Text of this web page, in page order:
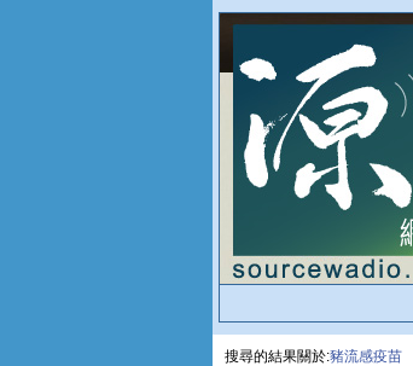
搜尋的結果關於:豬流感疫苗